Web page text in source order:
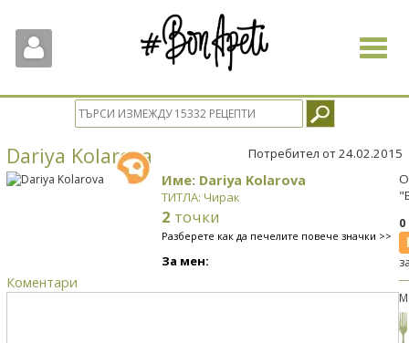
Toggle
Dariya Kolarova Потребител от 24.02.2015
Име: Dariya Kolarova
ТИТЛА: Чирак
2 точки
Разберете как да печелите повече значки >>
За мен:
Коментари